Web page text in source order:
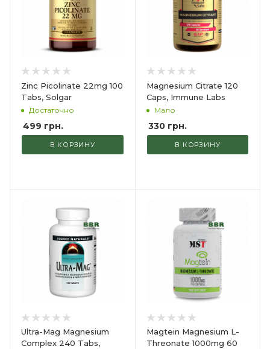
Zinc Picolinate 22mg 100
Tabs, Solgar
Достаточно
499 грн.
В КОРЗИНУ
Magnesium Citrate 120
Caps, Immune Labs
Мало
330грн.
В КОРЗИНУ
Ultra-Mag Magnesium
Complex 240 Tabs,
Magtein Magnesium L-
Threonate 1000mg 60